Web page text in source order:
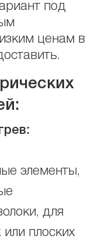
под
ценам в
элементы,
для
или плоских